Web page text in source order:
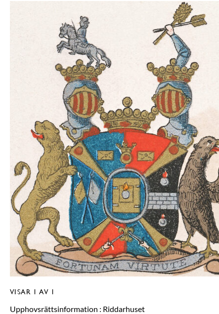
VISAR 1 AV 1
Upphovsrättsinformation : Riddarhuset